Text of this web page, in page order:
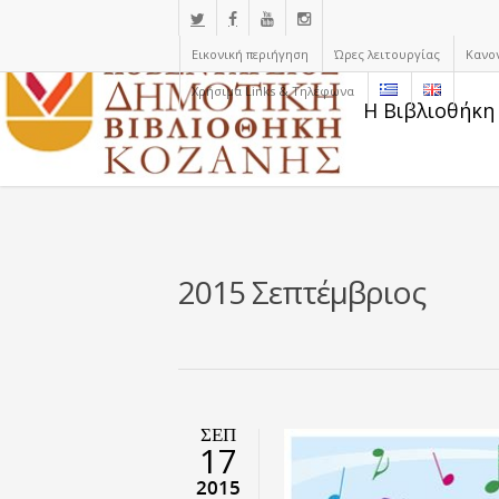
Εικονική περιήγηση Ώρες λειτουργίας
Χρήσιμα Links & Τηλέφωνα
Η
2015 Σεπτέμβριος
ΣΕΠ
17
2015